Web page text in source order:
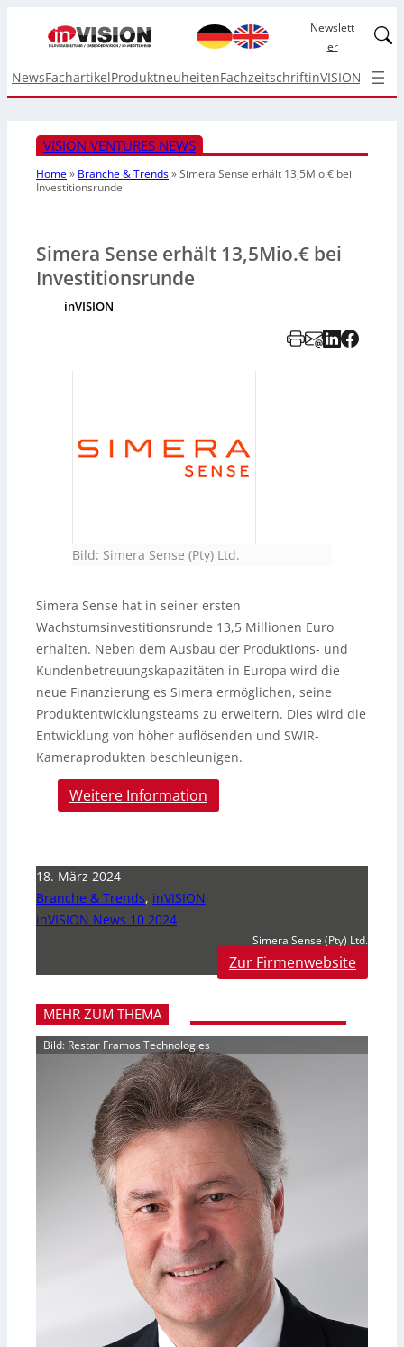
Newslett
er
NewsFachartikelProduktneuheitenFachzeitschriftinVISION Top
VISION VENTURES NEWS
Home» Branche & Trends»Simera Sense erhält 13,5Mio.€ bei
Investitionsrunde
Simera Sense erhält 13,5Mio.€ bei
Investitionsrunde
inVISION
Bild: Simera Sense (Pty) Ltd.
Simera Sense hat in seiner ersten
Wachstumsinvestitionsrunde 13,5 Millionen Euro
erhalten. Neben dem Ausbau der Produktions- und
Kundenbetreuungskapazitäten in Europa wird die
neue Finanzierung es Simera ermöglichen, seine
Produktentwicklungsteams zu erweitern. Dies wird die
Entwicklung von höher auflösenden und SWIR-
Kameraprodukten beschleunigen.
Weitere Information
18. März 2024
Branche & Trends, inVISION
inVISION News 10 2024
Simera Sense (Pty) Ltd.
Zur Firmenwebsite
MEHR ZUM THEMA
Bild: Restar Framos Technologies